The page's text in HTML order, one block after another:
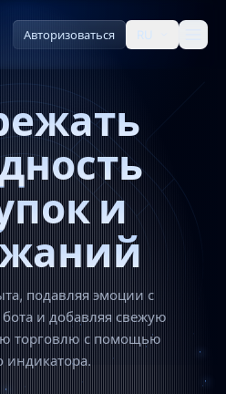
Авторизоваться RU
и
подавляя эмоции с
и добавляя свежую
торговлю с помощью
индикатора.